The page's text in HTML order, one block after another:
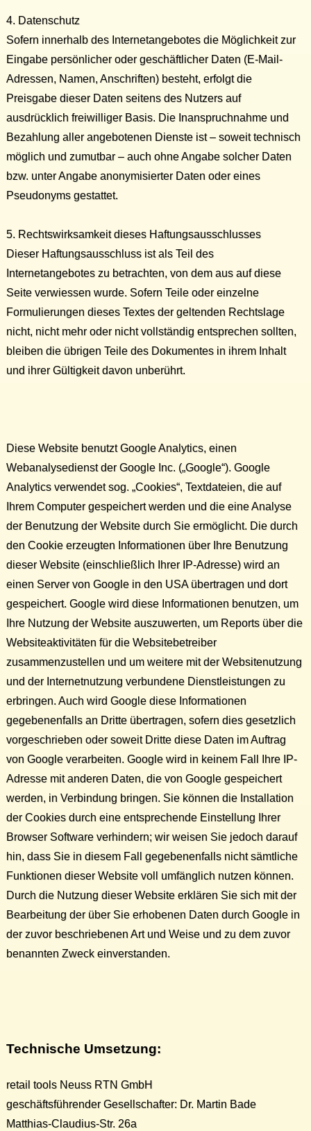
4. Datenschutz
Sofern innerhalb des Internetangebotes die Mög­lichkeit zur
Eingabe persönlicher oder ge­schäftlicher Daten (E-Mail-
Adressen, Namen, Anschriften) besteht, erfolgt die
Preisgabe dieser Daten seitens des Nutzers auf
ausdrücklich freiwilliger Basis. Die Inanspruchnahme und
Bezahlung aller angebotenen Dienste ist – soweit technisch
möglich und zumutbar – auch ohne Angabe solcher Daten
bzw. unter Angabe anonymisierter Daten oder eines
Pseudonyms ge­stattet.
5. Rechtswirksamkeit dieses Haftungsausschlusses
Dieser Haftungsausschluss ist als Teil des
Internetangebotes zu betrachten, von dem aus auf diese
Seite verwiessen wurde. Sofern Teile oder einzelne
Formulierungen dieses Textes der geltenden Rechtslage
nicht, nicht mehr oder nicht vollständig entsprechen sollten,
bleiben die übrigen Teile des Dokumentes in ihrem Inhalt
und ihrer Gültigkeit davon unberührt.
Diese Website benutzt Google Analytics, einen
Webanalysedienst der Google Inc. („Google“). Google
Analytics verwendet sog. „Cookies“, Textdateien, die auf
Ihrem Computer gespeichert werden und die eine Analyse
der Benutzung der Website durch Sie ermöglicht. Die durch
den Cookie erzeugten Informationen über Ihre Benutzung
dieser Website (einschließlich Ihrer IP-Adresse) wird an
einen Server von Google in den USA übertragen und dort
gespeichert. Google wird diese Informationen benutzen, um
Ihre Nutzung der Website auszuwerten, um Reports über die
Websiteaktivitäten für die Websitebetreiber
zusammenzustellen und um weitere mit der Websitenutzung
und der Internetnutzung verbundene Dienstleistungen zu
erbringen. Auch wird Google diese Informationen
gegebenenfalls an Dritte übertragen, sofern dies gesetzlich
vorgeschrieben oder soweit Dritte diese Daten im Auftrag
von Google verarbeiten. Google wird in keinem Fall Ihre IP-
Adresse mit anderen Daten, die von Google gespeichert
werden, in Verbindung bringen. Sie können die Installation
der Cookies durch eine entsprechende Einstellung Ihrer
Browser Software verhindern; wir weisen Sie jedoch darauf
hin, dass Sie in diesem Fall gegebenenfalls nicht sämtliche
Funktionen dieser Website voll umfänglich nutzen können.
Durch die Nutzung dieser Website erklären Sie sich mit der
Bearbeitung der über Sie erhobenen Daten durch Google in
der zuvor beschriebenen Art und Weise und zu dem zuvor
benannten Zweck einverstanden.
Technische Umsetzung:
retail tools Neuss RTN GmbH
geschäftsführender Gesellschafter: Dr. Martin Bade
Matthias-Claudius-Str. 26a